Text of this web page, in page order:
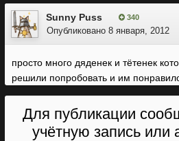
Sunny Puss 340
Опубликовано 8 января, 2012
просто много дяденек и тётенек
решили попробовать и им
Для публикации
учётную запись или